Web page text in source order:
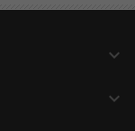
expand_more
expand_more